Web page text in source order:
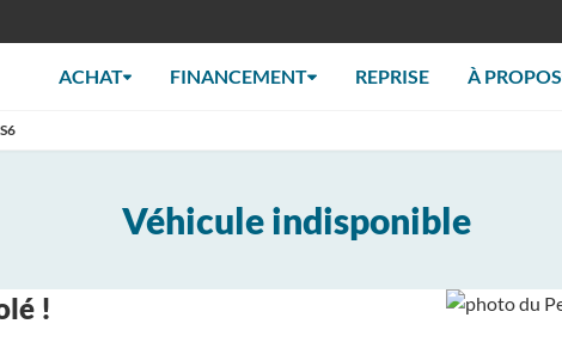
ACHAT FINANCEMENT REPRISE À PROPOS
Véhicule indisponible
!